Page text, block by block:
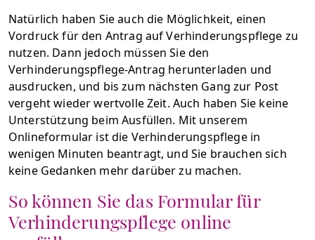
Natürlich haben Sie auch die Möglichkeit, einen
Vordruck für den Antrag auf Verhinderungspflege zu
nutzen. Dann jedoch müssen Sie den
Verhinderungspflege-Antrag herunterladen und
ausdrucken, und bis zum nächsten Gang zur Post
vergeht wieder wertvolle Zeit. Auch haben Sie keine
Unterstützung beim Ausfüllen. Mit unserem
Onlineformular ist die Verhinderungspflege in
wenigen Minuten beantragt, und Sie brauchen sich
keine Gedanken mehr darüber zu machen.
So können Sie das Formular für
Verhinderungspflege online